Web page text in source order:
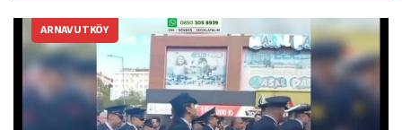
ARNAVUTKÖY